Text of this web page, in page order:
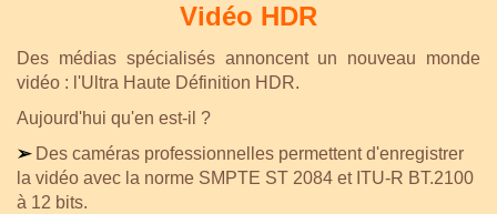
Vidéo HDR
Des médias spécialisés annoncent un nouveau monde
vidéo : l'Ultra Haute Définition HDR.
Aujourd'hui qu'en est-il ?
➢ Des caméras professionnelles permettent d'enregistrer
la vidéo avec la norme SMPTE ST 2084 et ITU-R BT.2100
à 12 bits.